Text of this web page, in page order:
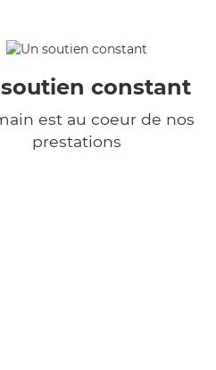
constant
est au coeur de nos
prestations